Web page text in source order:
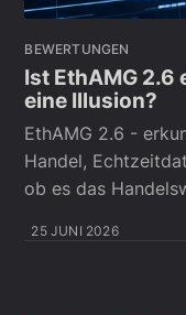
BEWERTUNGEN
Ist EthAMG 2.6
eine Illusion?
EthAMG 2.6 -
Handel,
ob es das
25 JUNI 2026